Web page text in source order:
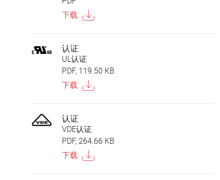
下载
认证
UL认证
PDF, 119.50 KB
下载
认证
VDE认证
PDF, 264.66 KB
下载